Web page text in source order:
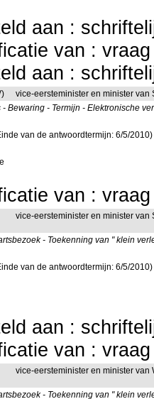
aan :
van :
aan :
vice-eersteminister en minister
Bewaring - Termijn - Elektronische
van de antwoordtermijn: 6/5/2010)
van :
vice-eersteminister en minister
- Toekenning van " klein
van de antwoordtermijn: 6/5/2010)
aan :
van :
vice-eersteminister en minister
- Toekenning van " klein